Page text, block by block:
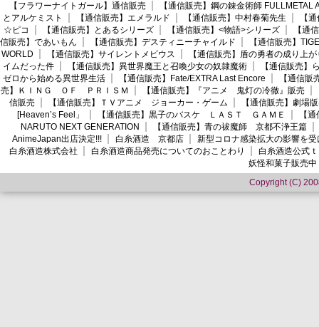
【フラワーナイトガール】通信販売
【通信販売】鋼の錬金術師 FULLMETAL
とアルケミスト
【通信販売】エメラルド 【通信販売】中村春菊先生
【
☆ピコ
【通信販売】とあるシリーズ 【通信販売】<物語>シリーズ
【通
信販売】であいもん
【通信販売】デスティニーチャイルド
【通信販売】
WORLD
【通信販売】サイレントメビウス
【通信販売】盾の勇者の成り上が
イムだった件
【通信販売】異世界魔王と召喚少女の奴隷魔術
【通信販売】
ゼロから始める異世界生活
【通信販売】Fate/EXTRA Last Encore
【通信
売】ＫＩＮＧ ＯＦ ＰＲＩＳＭ
【通信販売】『アニメ 鬼灯の冷徹』販売
信販売
【通信販売】ＴＶアニメ ジョーカー・ゲーム
【通信販売】劇場
[Heaven’s Feel」
【通信販売】黒子のバスケ ＬＡＳＴ ＧＡＭＥ
【
NARUTO NEXT GENERATION
【通信販売】青の祓魔師 京都不浄王篇
AnimeJapan出店決定!!!
白糸酒造 京都店
新型コロナ感染拡大の影響を
白糸酒造株式会社
白糸酒造商品発売についてのおことわり
白糸酒造公式
妖怪和菓子販売中
Copyright (C)